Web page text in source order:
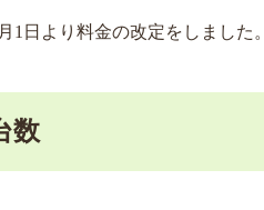
1日より料金の改定をしました。
数